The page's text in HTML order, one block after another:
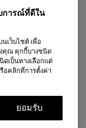
การณ์ที่ดีใน
เว็บไซต์ เพื่อ
งคุณ คุกกี้บางชนิด
ดเป็นทางเลือกแต่
อคลิกที่การตั้งค่า
ยอมรับ